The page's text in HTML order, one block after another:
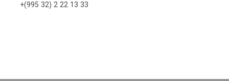
+(995 32) 2 22 13 33